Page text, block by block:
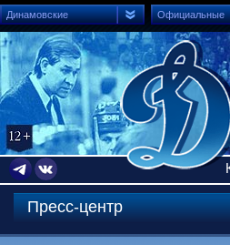
Динамовские Официальные
Пресс-центр